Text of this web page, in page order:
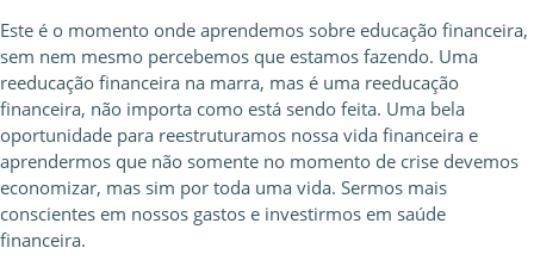
Este é o momento onde aprendemos sobre educação financeira,
sem nem mesmo percebemos que estamos fazendo. Uma
reeducação financeira na marra, mas é uma reeducação
financeira, não importa como está sendo feita. Uma bela
oportunidade para reestruturamos nossa vida financeira e
aprendermos que não somente no momento de crise devemos
economizar, mas sim por toda uma vida. Sermos mais
conscientes em nossos gastos e investirmos em saúde
financeira.